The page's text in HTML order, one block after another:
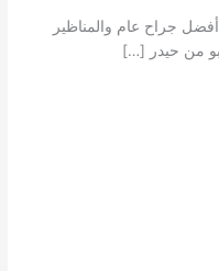
جراح عام والمناظير
من حيدر […]